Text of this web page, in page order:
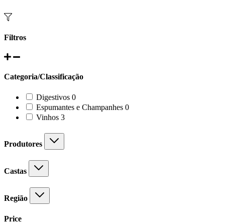
Filtros
Categoria/Classificação
Digestivos 00
products
Espumantes e Champanhes 00
Vinhos 3
Produtores
Castas
Região
Price